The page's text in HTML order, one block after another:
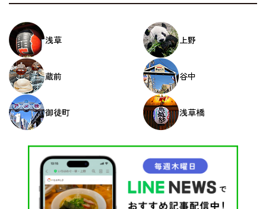
浅草 上野
蔵前 谷中
御徒町 浅草橋